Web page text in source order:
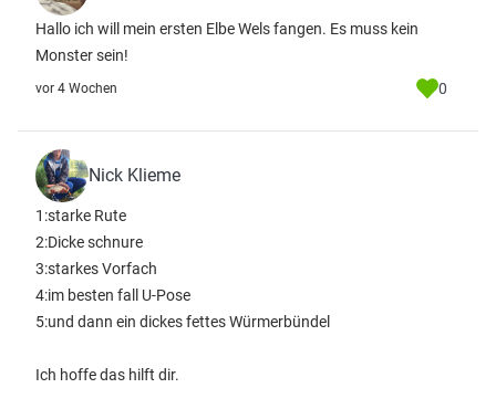
Hallo ich will mein ersten Elbe Wels fangen. Es muss kein
Monster sein!
vor 4 Wochen 0
Nick Klieme
1:starke Rute
2:Dicke schnure
3:starkes Vorfach
4:im besten fall U-Pose
5:und dann ein dickes fettes Würmerbündel
Ich hoffe das hilft dir.